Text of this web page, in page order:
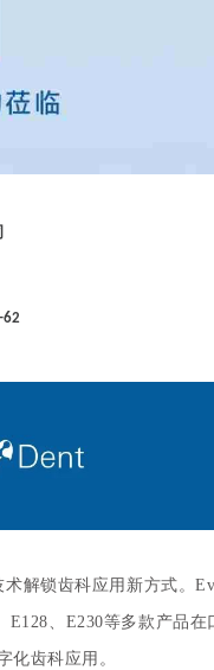
62
解锁齿科应用新方式。
、E230等多款产品在
化齿科应用。